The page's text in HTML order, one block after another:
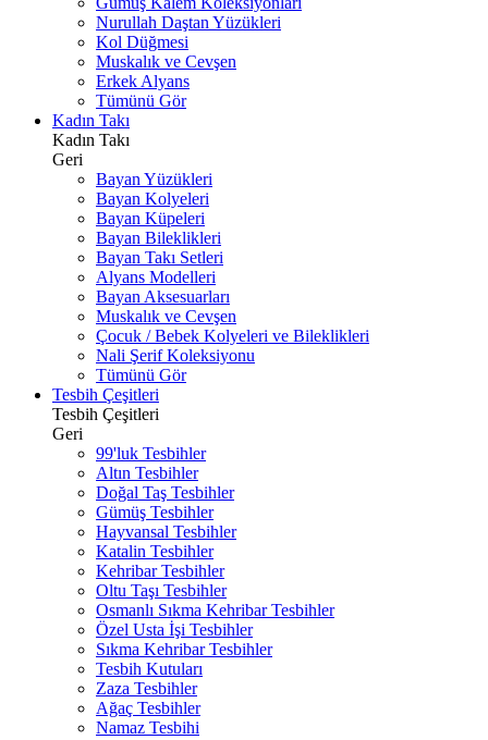
Nurullah Daştan Yüzükleri
Kol Düğmesi
Muskalık ve Cevşen
Erkek Alyans
Tümünü Gör
Kadın Takı
Kadın Takı
Geri
Bayan Yüzükleri
Bayan Kolyeleri
Bayan Küpeleri
Bayan Bileklikleri
Bayan Takı Setleri
Alyans Modelleri
Bayan Aksesuarları
Muskalık ve Cevşen
Çocuk / Bebek Kolyeleri ve Bileklikleri
Nali Şerif Koleksiyonu
Tümünü Gör
Tesbih Çeşitleri
Tesbih Çeşitleri
Geri
99'luk Tesbihler
Altın Tesbihler
Doğal Taş Tesbihler
Gümüş Tesbihler
Hayvansal Tesbihler
Katalin Tesbihler
Kehribar Tesbihler
Oltu Taşı Tesbihler
Osmanlı Sıkma Kehribar Tesbihler
Özel Usta İşi Tesbihler
Sıkma Kehribar Tesbihler
Tesbih Kutuları
Zaza Tesbihler
Ağaç Tesbihler
Namaz Tesbihi